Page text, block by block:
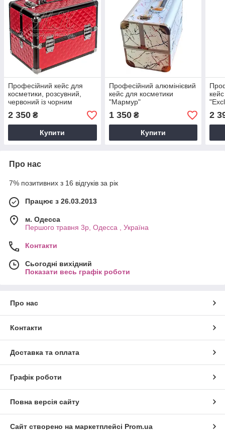
Професійний кейс для
косметики, розсувний,
червоний із чорним
обідком
2 350 ₴
Купити
Професійний алюмінієвий
кейс для косметики
"Мармур"
1 350₴
Купити
2
Про нас
7% позитивних з 16 відгуків за рік
Працює з 26.03.2013
м. Одесса
Першого травня 3р, Одесса , Україна
Контакти
Сьогодні вихідний
Показати весь графік роботи
Про нас
Контакти
Доставка та оплата
Графік роботи
Повна версія сайту
Сайт створено на маркетплейсі Prom.ua